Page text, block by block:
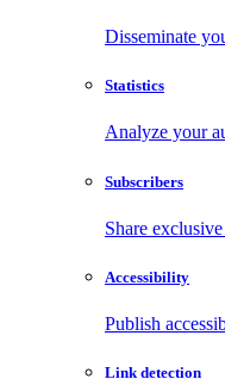
Disseminate
Statistics
Analyze your
Subscribers
Share
Accessibility
Publish
Link detection